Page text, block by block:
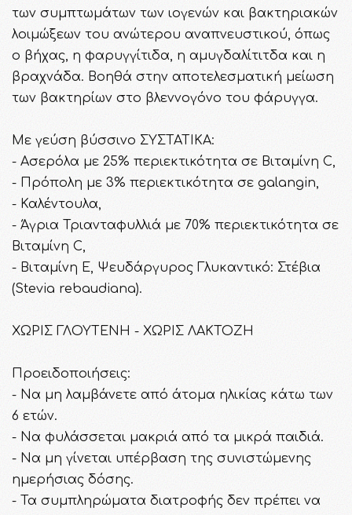
των συμπτωμάτων των ιογενών και βακτηριακών
λοιμώξεων του ανώτερου αναπνευστικού, όπως
ο βήχας, η φαρυγγίτιδα, η αμυγδαλίτιτδα και η
βραχνάδα. Βοηθά στην αποτελεσματική μείωση
των βακτηρίων στο βλεννογόνο του φάρυγγα.
Με γεύση βύσσινο ΣΥΣΤΑΤΙΚΑ:
- Aσερόλα με 25% περιεκτικότητα σε Βιταμίνη C,
- Πρόπολη με 3% περιεκτικότητα σε galangin,
- Καλέντουλα,
- Άγρια Τριανταφυλλιά με 70% περιεκτικότητα σε
Βιταμίνη C,
- Βιταμίνη E, Ψευδάργυρος Γλυκαντικό: Στέβια
(Stevia rebaudiana).
ΧΩΡΙΣ ΓΛΟΥΤΕΝΗ - ΧΩΡΙΣ ΛΑΚΤΟΖΗ
Προειδοποιήσεις:
- Να μη λαμβάνετε από άτομα ηλικίας κάτω των
6 ετών.
- Να φυλάσσεται μακριά από τα μικρά παιδιά.
- Να μη γίνεται υπέρβαση της συνιστώμενης
ημερήσιας δόσης.
- Τα συμπληρώματα διατροφής δεν πρέπει να